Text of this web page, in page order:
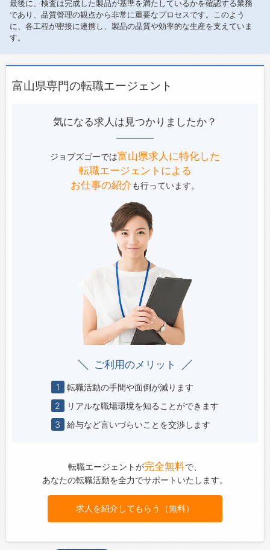
最後に、検査は完成した製品が基準を満たしているかを確認する業務
であり、品質管理の観点から非常に重要なプロセスです。このよう
に、各工程が密接に連携し、製品の品質や効率的な生産を支えていま
す。
富山県専門の転職エージェント
気になる求人は見つかりましたか？
ジョブズゴーでは富山県求人に特化した
転職エージェントによる
お仕事の紹介も行っています。
ご利用のメリット
1
転職活動の手間や面倒が減ります
2
リアルな職場環境を知ることができます
3
給与など言いづらいことを交渉します
転職エージェントが完全無料で、
あなたの転職活動を全力でサポートいたします。
求人を紹介してもらう（無料）